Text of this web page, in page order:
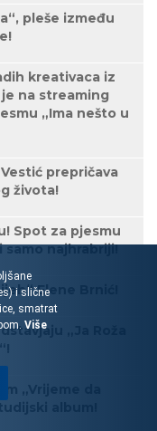
pleše između
kreativaca iz
na streaming
„Ima nešto u
prepričava
života!
Spot za pjesmu
najhrabriji!
Elene Brnić!
„Ja Roža
„Vrijeme da
album!
i slične
smatrat
Više